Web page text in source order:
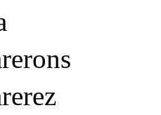
erons
erez